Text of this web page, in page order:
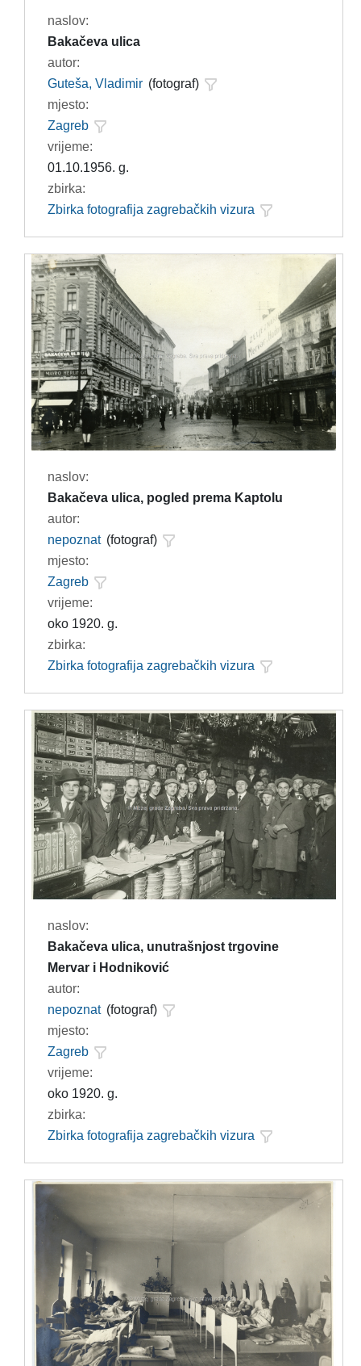
naslov:
Bakačeva ulica
autor:
Guteša, Vladimir (fotograf)
mjesto:
Zagreb
vrijeme:
01.10.1956. g.
zbirka:
Zbirka fotografija zagrebačkih vizura
naslov:
Bakačeva ulica, pogled prema Kaptolu
autor:
nepoznat (fotograf)
mjesto:
Zagreb
vrijeme:
oko 1920. g.
zbirka:
Zbirka fotografija zagrebačkih vizura
naslov:
Bakačeva ulica, unutrašnjost trgovine
Mervar i Hodniković
autor:
nepoznat (fotograf)
mjesto:
Zagreb
vrijeme:
oko 1920. g.
zbirka:
Zbirka fotografija zagrebačkih vizura